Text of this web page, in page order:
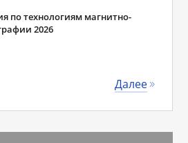
по технологиям магнитно-
2026
Далее